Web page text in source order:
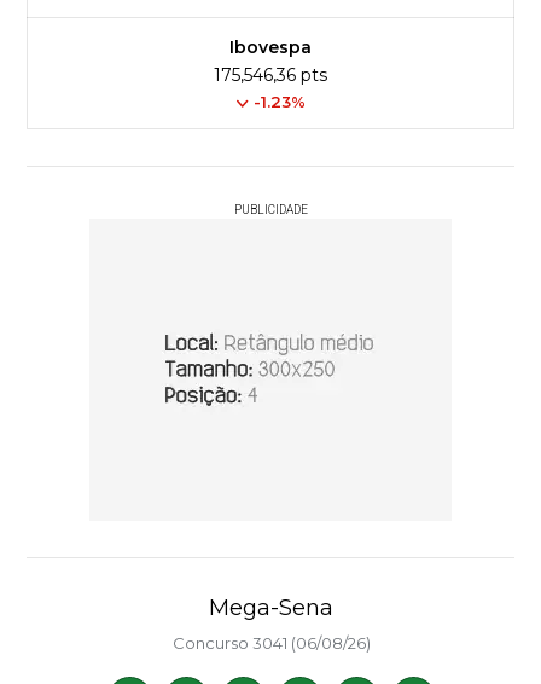
Ibovespa
175,546,36 pts
-1.23%
PUBLICIDADE
Mega-Sena
Concurso 3041 (06/08/26)